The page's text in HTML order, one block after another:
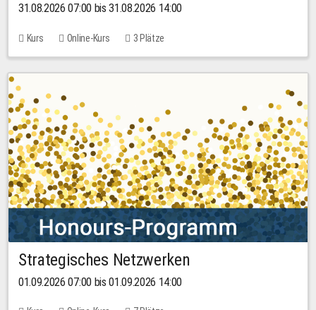
31.08.2026 07:00 bis 31.08.2026 14:00
Kurs Online-Kurs 3 Plätze
Strategisches Netzwerken
01.09.2026 07:00 bis 01.09.2026 14:00